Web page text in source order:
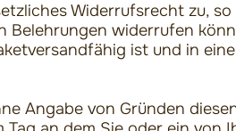
Widerrufsrecht zu, so
Belehrungen widerrufen
ist und in
Angabe von Gründen